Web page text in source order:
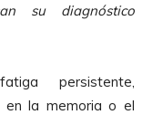
su diagnóstico
persistente,
en la memoria o el